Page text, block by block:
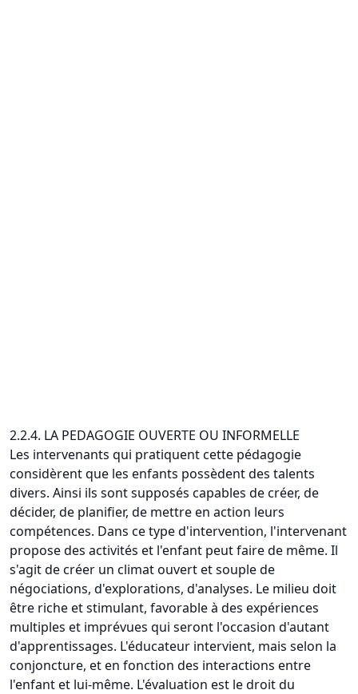
2.2.4. LA PEDAGOGIE OUVERTE OU INFORMELLE
Les intervenants qui pratiquent cette pédagogie
considèrent que les enfants possèdent des talents
divers. Ainsi ils sont supposés capables de créer, de
décider, de planifier, de mettre en action leurs
compétences. Dans ce type d'intervention, l'intervenant
propose des activités et l'enfant peut faire de même. Il
s'agit de créer un climat ouvert et souple de
négociations, d'explorations, d'analyses. Le milieu doit
être riche et stimulant, favorable à des expériences
multiples et imprévues qui seront l'occasion d'autant
d'apprentissages. L'éducateur intervient, mais selon la
conjoncture, et en fonction des interactions entre
l'enfant et lui-même. L'évaluation est le droit du